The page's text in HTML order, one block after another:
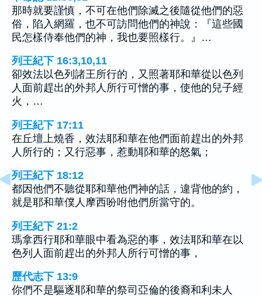
那時就要謹慎，不可在他們除滅之後隨從他們的惡
俗，陷入網羅，也不可訪問他們的神說：『這些國
民怎樣侍奉他們的神，我也要照樣行。』…
列王紀下 16:3,10,11
卻效法以色列諸王所行的，又照著耶和華從以色列
人面前趕出的外邦人所行可憎的事，使他的兒子經
火，…
列王紀下 17:11
在丘壇上燒香，效法耶和華在他們面前趕出的外邦
人所行的；又行惡事，惹動耶和華的怒氣；
列王紀下 18:12
都因他們不聽從耶和華他們神的話，違背他的約，
就是耶和華僕人摩西吩咐他們所當守的。
列王紀下 21:2
瑪拿西行耶和華眼中看為惡的事，效法耶和華在以
色列人面前趕出的外邦人所行可憎的事，
歷代志下 13:9
你們不是驅逐耶和華的祭司亞倫的後裔和利未人